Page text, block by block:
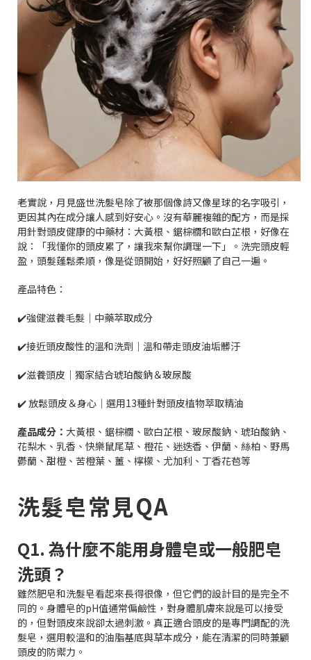
老實說，月見盛世洗髮皂除了被那個像詩又像星球的名字吸引，
更因其內在成分讓人感到好安心。沒有華麗複雜的配方，而是採
用針對頭皮健康的中藥材：大黃根、鋸棕櫚和歐白芷根，好像在
說：「我懂你的頭皮累了，讓我來幫你調理一下」。洗完頭皮輕
盈，頭髮蓬鬆柔順，像是從頭開始，好好照顧了自己一遍。
產品特色：
✔️強健滋養毛髮｜中藥萃取成分
✔️接近頭皮酸性的溫和洗劑｜溫和帶走頭皮油垢髒汙
✔️滋養頭皮｜獨家結合琥珀酸鈉＆玻尿酸
✔️ 放鬆頭皮＆身心｜選用13種針對頭皮植物萃取精油
產品成分： 大黃根、鋸棕櫚、歐白芷根、玻尿酸鈉、琥珀酸鈉、
花梨木、乳香、快樂鼠尾草、橙花、迷迭香、伊蘭、絲柏、野馬
鬱蘭、甜橙、苦橙葉、薑、檸檬、尤加利、丁香花苞等
洗髮皂常見QA
Q1. 為什麼不能用身體皂或一般肥皂
洗頭？
雖然肥皂和洗髮皂看起來長得很像，但它們的設計目的是完全不
同的。身體皂的pH值通常偏鹼性，對身體肌膚來說是可以接受
的，但對頭皮來說卻太過刺激。真正適合頭皮的是專門調配的洗
髮皂，選用較溫和的油脂基底與草本成分，能在清潔的同時兼顧
頭皮的防禦力。